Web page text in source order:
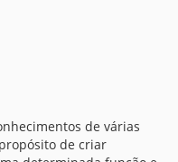
de várias
de criar